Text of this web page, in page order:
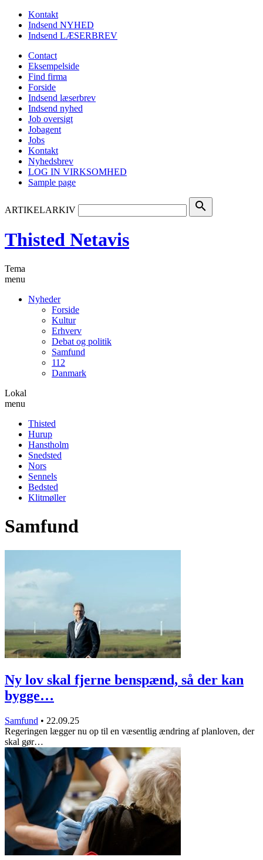
Kontakt
Indsend NYHED
Indsend LÆSERBREV
Contact
Eksempelside
Find firma
Forside
Indsend læserbrev
Indsend nyhed
Job oversigt
Jobagent
Jobs
Kontakt
Nyhedsbrev
LOG IN VIRKSOMHED
Sample page
ARTIKELARKIV search
Thisted Netavis
Tema
menu
Nyheder
Forside
Kultur
Erhverv
Debat og politik
Samfund
112
Danmark
Lokal
menu
Thisted
Hurup
Hanstholm
Snedsted
Nors
Sennels
Bedsted
Klitmøller
Samfund
Ny lov skal fjerne benspænd, så der kan
bygge…
Samfund • 22.09.25
Regeringen lægger nu op til en væsentlig ændring af planloven, der
skal gør…